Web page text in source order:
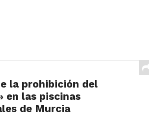
la prohibición del
en las piscinas
de Murcia